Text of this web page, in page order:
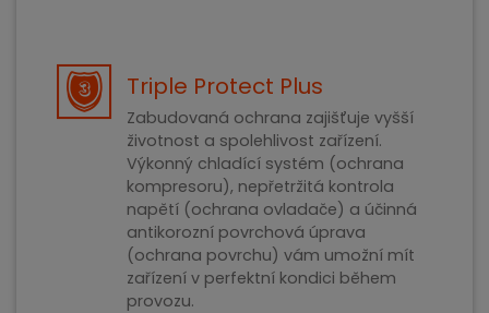
Triple Protect Plus
Zabudovaná ochrana zajišťuje vyšší
životnost a spolehlivost zařízení.
Výkonný chladící systém (ochrana
kompresoru), nepřetržitá kontrola
napětí (ochrana ovladače) a účinná
antikorozní povrchová úprava
(ochrana povrchu) vám umožní mít
zařízení v perfektní kondici během
provozu.